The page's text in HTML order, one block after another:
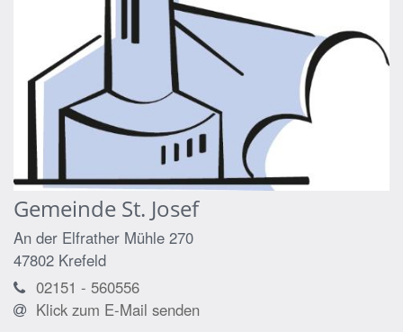
Gemeinde St. Josef
An der Elfrather Mühle 270
47802 Krefeld
02151 - 560556
Klick zum E-Mail senden